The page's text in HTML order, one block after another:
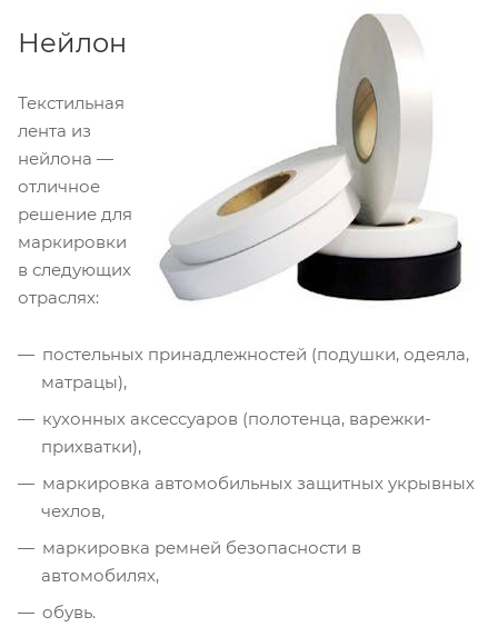
Нейлон
Текстильная
лента из
нейлона —
отличное
решение для
маркировки
в следующих
отраслях:
постельных принадлежностей (подушки, одеяла,
матрацы),
кухонных аксессуаров (полотенца, варежки-
прихватки),
маркировка автомобильных защитных укрывных
чехлов,
маркировка ремней безопасности в
автомобилях,
обувь.